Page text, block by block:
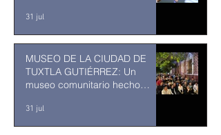
31 jul
MUSEO DE LA CIUDAD DE
TUXTLA GUTIÉRREZ: Un
museo comunitario hecho
31 jul